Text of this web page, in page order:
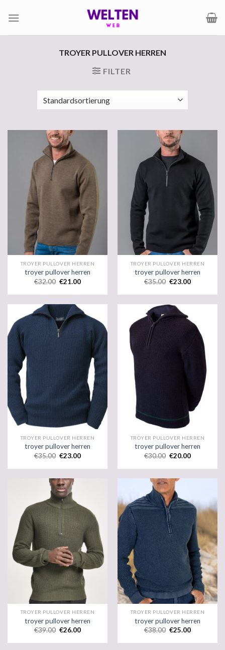
Inhalt
TROYER PULLOVER HERREN
FILTER
TROYER PULLOVER HERREN
troyer pullover herren
€32.00 €21.00
TROYER PULLOVER HERREN
troyer pullover herren
€35.00 €23.00
TROYER PULLOVER HERREN
troyer pullover herren
€35.00 €23.00
TROYER PULLOVER HERREN
troyer pullover herren
€30.00 €20.00
TROYER PULLOVER HERREN
troyer pullover herren
€39.00 €26.00
TROYER PULLOVER HERREN
troyer pullover herren
€38.00 €25.00